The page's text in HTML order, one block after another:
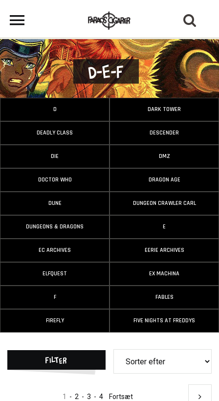
D-E-F
D DARK TOWER
DEADLY CLASS DESCENDER
DIE DMZ
DOCTOR WHO DRAGON AGE
DUNE DUNGEON CRAWLER CARL
DUNGEONS & DRAGONS E
EC ARCHIVES EERIE ARCHIVES
ELFQUEST EX MACHINA
F FABLES
FIREFLY FIVE NIGHTS AT FREDDYS
Filter
1 - 2 - 3 - 4 Fortsæt